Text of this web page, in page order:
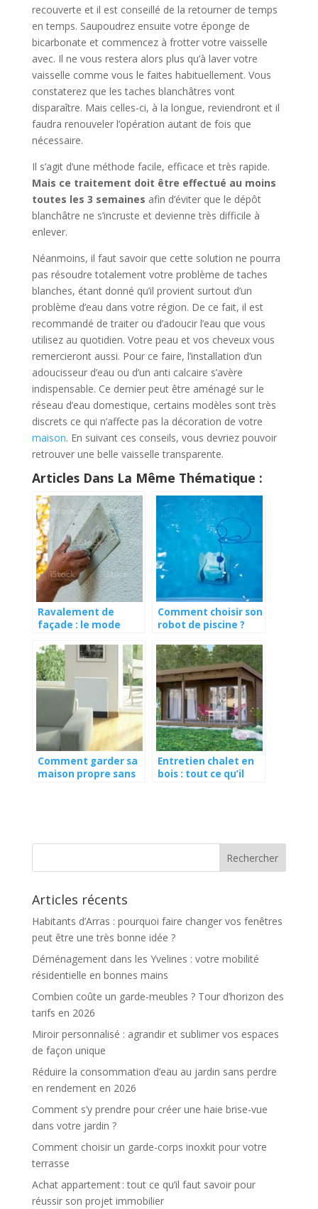
recouverte et il est conseillé de la retourner de temps
en temps. Saupoudrez ensuite votre éponge de
bicarbonate et commencez à frotter votre vaisselle
avec. Il ne vous restera alors plus qu’à laver votre
vaisselle comme vous le faites habituellement. Vous
constaterez que les taches blanchâtres vont
disparaître. Mais celles-ci, à la longue, reviendront et il
faudra renouveler l’opération autant de fois que
nécessaire.
Il s’agit d’une méthode facile, efficace et très rapide.
Mais ce traitement doit être effectué au moins
toutes les 3 semaines afin d’éviter que le dépôt
blanchâtre ne s’incruste et devienne très difficile à
enlever.
Néanmoins, il faut savoir que cette solution ne pourra
pas résoudre totalement votre problème de taches
blanches, étant donné qu’il provient surtout d’un
problème d’eau dans votre région. De ce fait, il est
recommandé de traiter ou d’adoucir l’eau que vous
utilisez au quotidien. Votre peau et vos cheveux vous
remercieront aussi. Pour ce faire, l’installation d’un
adoucisseur d’eau ou d’un anti calcaire s’avère
indispensable. Ce dernier peut être aménagé sur le
réseau d’eau domestique, certains modèles sont très
discrets ce qui n’affecte pas la décoration de votre
maison. En suivant ces conseils, vous devriez pouvoir
retrouver une belle vaisselle transparente.
Articles Dans La Même Thématique :
Ravalement de
façade : le mode
Comment choisir son
robot de piscine ?
Comment garder sa
maison propre sans
Entretien chalet en
bois : tout ce qu’il
Articles récents
Habitants d’Arras : pourquoi faire changer vos fenêtres
peut être une très bonne idée ?
Déménagement dans les Yvelines : votre mobilité
résidentielle en bonnes mains
Combien coûte un garde-meubles ? Tour d’horizon des
tarifs en 2026
Miroir personnalisé : agrandir et sublimer vos espaces
de façon unique
Réduire la consommation d’eau au jardin sans perdre
en rendement en 2026
Comment s’y prendre pour créer une haie brise-vue
dans votre jardin ?
Comment choisir un garde-corps inoxkit pour votre
terrasse
Achat appartement : tout ce qu’il faut savoir pour
réussir son projet immobilier